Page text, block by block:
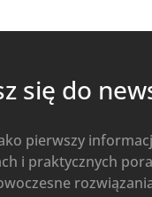
się do
pierwszy
i praktycznych